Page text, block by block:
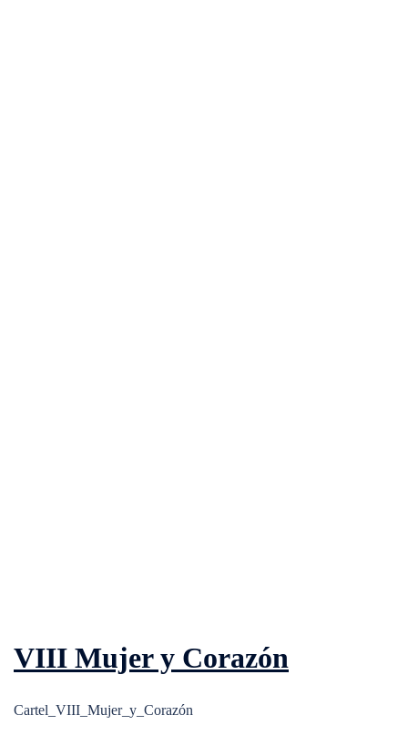
VIII Mujer y Corazón
Cartel_VIII_Mujer_y_Corazón